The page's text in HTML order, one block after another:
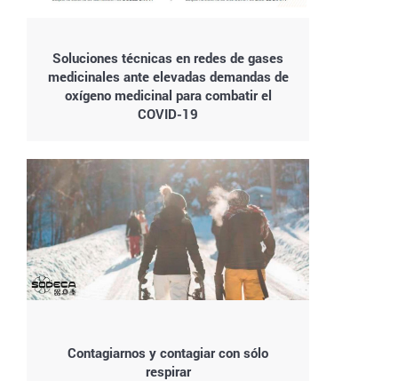
Soluciones técnicas en redes de gases
medicinales ante elevadas demandas de
oxígeno medicinal para combatir el
COVID-19
Contagiarnos y contagiar con sólo
respirar